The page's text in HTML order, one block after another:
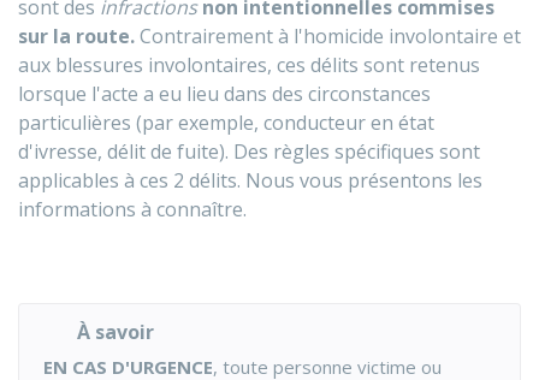
sont des infractions non intentionnelles commises
sur la route.Contrairement à l'homicide involontaire et
aux blessures involontaires, ces délits sont retenus
lorsque l'acte a eu lieu dans des circonstances
particulières (par exemple, conducteur en état
d'ivresse, délit de fuite). Des règles spécifiques sont
applicables à ces 2 délits. Nous vous présentons les
informations à connaître.
À savoir
EN CAS D'URGENCE, toute personne victime ou